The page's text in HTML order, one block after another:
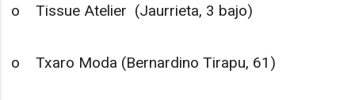
o Tissue Atelier (Jaurrieta, 3 bajo)
o Txaro Moda (Bernardino Tirapu, 61)